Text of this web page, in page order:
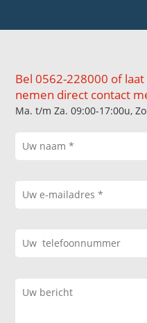
Bel 0562-228000 of
nemen direct contact
Ma. t/m Za. 09:00-17:00u,